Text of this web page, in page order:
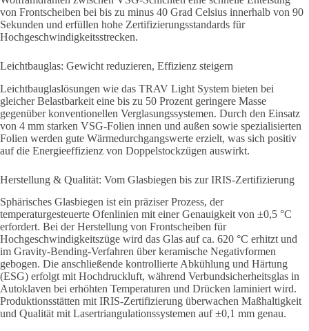
von Frontscheiben bei bis zu minus 40 Grad Celsius innerhalb von 90
Sekunden und erfüllen hohe Zertifizierungsstandards für
Hochgeschwindigkeitsstrecken.
Leichtbauglas: Gewicht reduzieren, Effizienz steigern
Leichtbauglaslösungen wie das TRAV Light System bieten bei
gleicher Belastbarkeit eine bis zu 50 Prozent geringere Masse
gegenüber konventionellen Verglasungssystemen. Durch den Einsatz
von 4 mm starken VSG-Folien innen und außen sowie spezialisierten
Folien werden gute Wärmedurchgangswerte erzielt, was sich positiv
auf die Energieeffizienz von Doppelstockzügen auswirkt.
Herstellung & Qualität: Vom Glasbiegen bis zur IRIS-Zertifizierung
Sphärisches Glasbiegen ist ein präziser Prozess, der
temperaturgesteuerte Ofenlinien mit einer Genauigkeit von ±0,5 °C
erfordert. Bei der Herstellung von Frontscheiben für
Hochgeschwindigkeitszüge wird das Glas auf ca. 620 °C erhitzt und
im Gravity-Bending-Verfahren über keramische Negativformen
gebogen. Die anschließende kontrollierte Abkühlung und Härtung
(ESG) erfolgt mit Hochdruckluft, während Verbundsicherheitsglas in
Autoklaven bei erhöhten Temperaturen und Drücken laminiert wird.
Produktionsstätten mit IRIS-Zertifizierung überwachen Maßhaltigkeit
und Qualität mit Lasertriangulationssystemen auf ±0,1 mm genau.